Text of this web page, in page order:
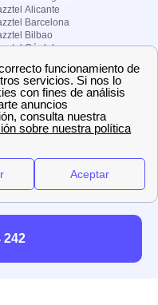
Alicante
Barcelona
Bilbao
Córdoba
Málaga
Valencia
Zaragoza
ofertas de trabajo
Unido
242